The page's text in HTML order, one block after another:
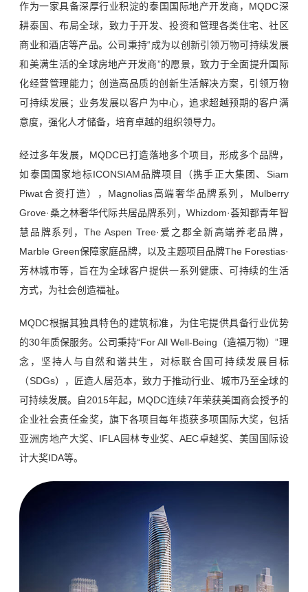
作为一家具备深厚行业积淀的泰国国际地产开发商，MQDC深
耕泰国、布局全球，致力于开发、投资和管理各类住宅、社区
商业和酒店等产品。公司秉持“成为以创新引领万物可持续发展
和美满生活的全球房地产开发商”的愿景，致力于全面提升国际
化经营管理能力；创造高品质的创新生活解决方案，引领万物
可持续发展；业务发展以客户为中心，追求超越预期的客户满
意度，强化人才储备，培育卓越的组织领导力。
经过多年发展，MQDC已打造落地多个项目，形成多个品牌，
如泰国国家地标ICONSIAM品牌项目（携手正大集团、Siam
Piwat合资打造），Magnolias高端奢华品牌系列，Mulberry
Grove·桑之林奢华代际共居品牌系列，Whizdom·荟知都青年智
慧品牌系列，The Aspen Tree·爱之郡全新高端养老品牌，
Marble Green保障家庭品牌，以及主题项目品牌The Forestias·
芳林城市等，旨在为全球客户提供一系列健康、可持续的生活
方式，为社会创造福祉。
MQDC根据其独具特色的建筑标准，为住宅提供具备行业优势
的30年质保服务。公司秉持“For All Well-Being（造福万物）”理
念，坚持人与自然和谐共生，对标联合国可持续发展目标
（SDGs），匠造人居范本，致力于推动行业、城市乃至全球的
可持续发展。自2015年起，MQDC连续7年荣获美国商会授予的
企业社会责任金奖，旗下各项目每年揽获多项国际大奖，包括
亚洲房地产大奖、IFLA园林专业奖、AEC卓越奖、美国国际设
计大奖IDA等。